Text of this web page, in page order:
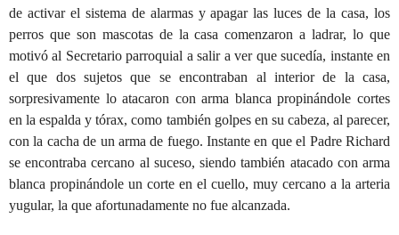
de activar el sistema de alarmas y apagar las luces de la casa, los
perros que son mascotas de la casa comenzaron a ladrar, lo que
motivó al Secretario parroquial a salir a ver que sucedía, instante en
el que dos sujetos que se encontraban al interior de la casa,
sorpresivamente lo atacaron con arma blanca propinándole cortes
en la espalda y tórax, como también golpes en su cabeza, al parecer,
con la cacha de un arma de fuego. Instante en que el Padre Richard
se encontraba cercano al suceso, siendo también atacado con arma
blanca propinándole un corte en el cuello, muy cercano a la arteria
yugular, la que afortunadamente no fue alcanzada.